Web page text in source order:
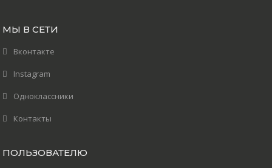
МЫ В СЕТИ
Вконтакте
Instagram
Одноклассники
Контакты
ПОЛЬЗОВАТЕЛЮ